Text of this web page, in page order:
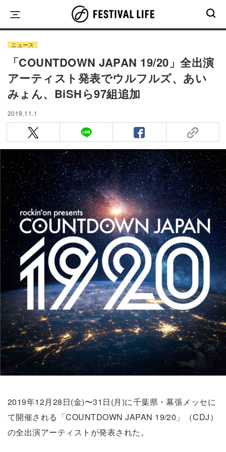
content
ニュース
「COUNTDOWN JAPAN 19/20」全出演
アーティスト発表でウルフルズ、あい
みょん、BiSHら97組追加
2019.11.1
2019年12月28日(金)〜31日(月)に千葉県・幕張メッセに
て開催される「COUNTDOWN JAPAN 19/20」（CDJ）
の全出演アーティストが発表された。